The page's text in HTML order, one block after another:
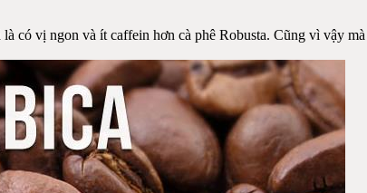
có vị ngon và ít caffein hơn cà phê Robusta. Cũng vì vậy